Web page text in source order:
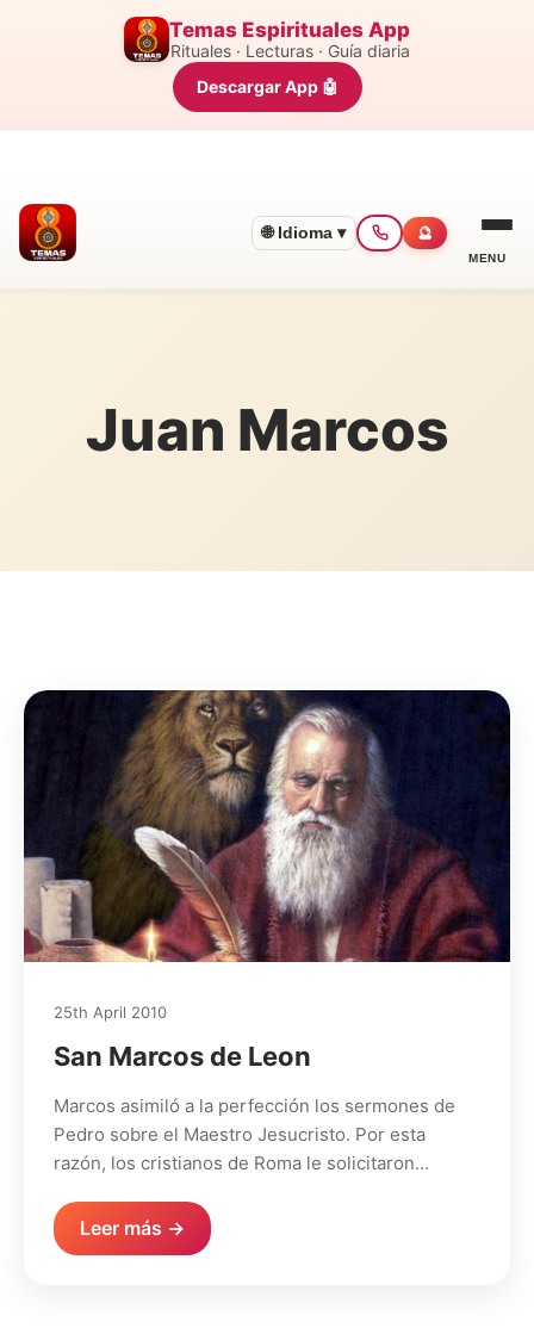
Temas Espirituales App
Rituales · Lecturas · Guía diaria
Descargar App 🤖
🌐 Idioma ▾ 🔮
MENU
Juan Marcos
25th April 2010
San Marcos de Leon
Marcos asimiló a la perfección los sermones de
Pedro sobre el Maestro Jesucristo. Por esta
razón, los cristianos de Roma le solicitaron…
Leer más →